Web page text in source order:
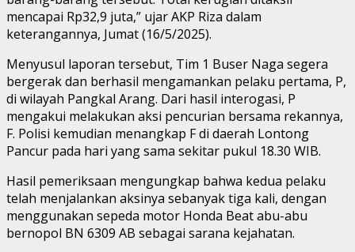
mencapai Rp32,9 juta,” ujar AKP Riza dalam
keterangannya, Jumat (16/5/2025).
Menyusul laporan tersebut, Tim 1 Buser Naga segera
bergerak dan berhasil mengamankan pelaku pertama, P,
di wilayah Pangkal Arang. Dari hasil interogasi, P
mengakui melakukan aksi pencurian bersama rekannya,
F. Polisi kemudian menangkap F di daerah Lontong
Pancur pada hari yang sama sekitar pukul 18.30 WIB.
Hasil pemeriksaan mengungkap bahwa kedua pelaku
telah menjalankan aksinya sebanyak tiga kali, dengan
menggunakan sepeda motor Honda Beat abu-abu
bernopol BN 6309 AB sebagai sarana kejahatan.